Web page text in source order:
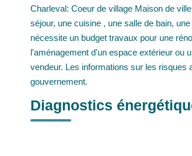
Charleval: Coeur de village Maison de
séjour, une cuisine , une salle de bain,
nécessite un budget travaux pour une
l'aménagement d'un espace extérieur ou
vendeur. Les informations sur les
gouvernement.
Diagnostics